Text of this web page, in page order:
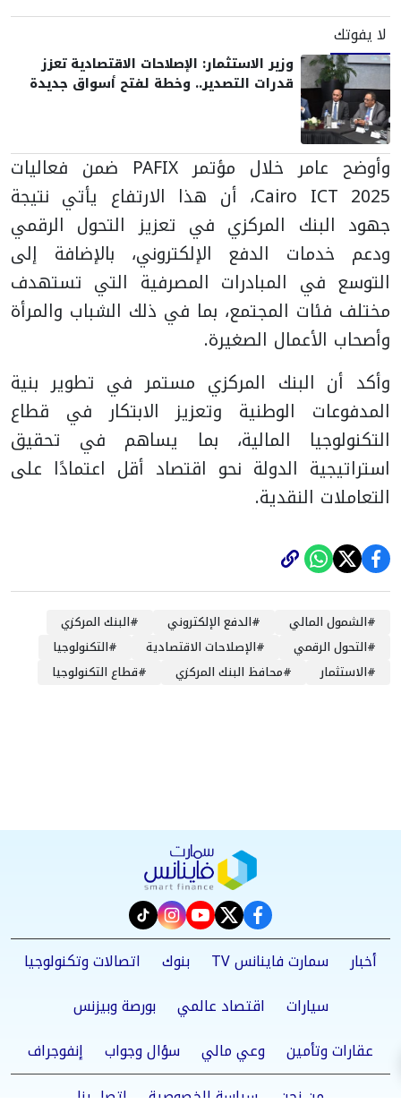
لا يفوتك
وزير الاستثمار: الإصلاحات الاقتصادية تعزز
قدرات التصدير.. وخطة لفتح أسواق جديدة
وأوضح عامر
خلال مؤتمر PAFIX ضمن فعاليات
Cairo ICT 2025، أن هذا الارتفاع يأتي نتيجة
جهود البنك المركزي في تعزيز التحول الرقمي
ودعم خدمات الدفع الإلكتروني، بالإضافة إلى
التوسع في المبادرات المصرفية التي تستهدف
مختلف فئات المجتمع، بما في ذلك الشباب والمرأة
وأصحاب الأعمال الصغيرة.
وأكد أن البنك المركزي مستمر في تطوير بنية
المدفوعات الوطنية وتعزيز الابتكار في قطاع
التكنولوجيا المالية، بما يساهم في تحقيق
استراتيجية الدولة نحو اقتصاد أقل اعتمادًا على
التعاملات النقدية.
#الشمول المالي #الدفع الإلكتروني #البنك المركزي
#التحول الرقمي #الإصلاحات الاقتصادية #التكنولوجيا
#الاستثمار #محافظ البنك المركزي #قطاع التكنولوجيا
facebook
twitter
youtube
instagram
tiktok
أخبار
سمارت فاينانس TV بنوك
اتصالات وتكنولوجيا
سيارات
اقتصاد عالمي
بورصة وبيزنس
عقارات وتأمين
وعي مالي سؤال وجواب
إنفوجراف
من نحن
سياسة الخصوصية اتصل بنا